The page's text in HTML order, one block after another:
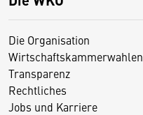
Die Organisation
Wirtschaftskammerwahlen
Transparenz
Rechtliches
Jobs und Karriere